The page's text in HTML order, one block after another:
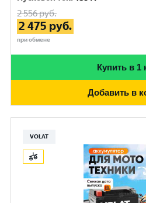
2 556руб.
2 475 руб.
при обмене
Купить в 1
Добавить в
VOLAT